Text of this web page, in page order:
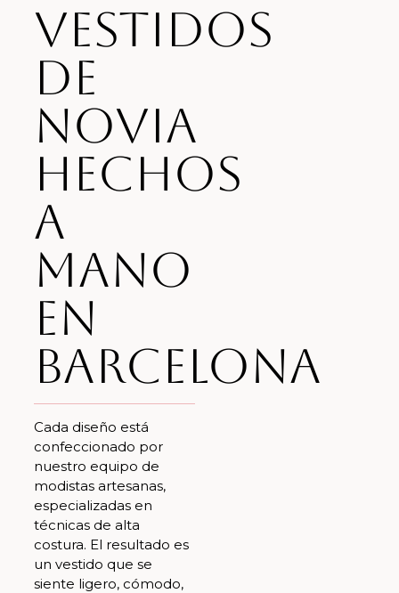
Vestidos
de
novia
hechos
a
mano
en
Barcelona
Cada diseño está
confeccionado por
nuestro equipo de
modistas artesanas,
especializadas en
técnicas de alta
costura. El resultado es
un vestido que se
siente ligero, cómodo,